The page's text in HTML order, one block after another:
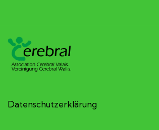
Datenschutzerklärung